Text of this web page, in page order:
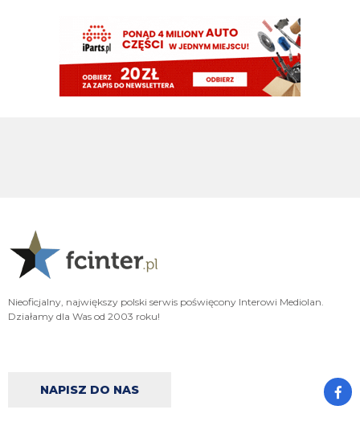
Colidio przechodzi do Vasco. Chyba mamy jakiś procent odsprzedaży.
08.08.2026 17:31
robi więcej w kilka minut niż LH przez cały pobyt w Interze
i jak tam ten meczyk dzisiaj wyglądał?
Cyrax
0 celnych strzałów robi wrażenie
Nieoficjalny, największy polski serwis poświęcony Interowi Mediolan.
Działamy dla Was od 2003 roku!
NAPISZ DO NAS